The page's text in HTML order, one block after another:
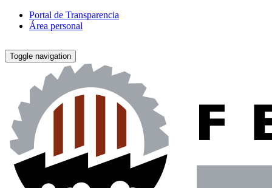
Portal de Transparencia
Área personal
Toggle navigation